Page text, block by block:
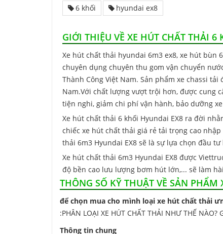
6 khối
hyundai ex8
GIỚI THIỆU VỀ XE HÚT CHẤT THẢI
Xe hút chất thải hyundai 6m3 ex8, xe hút bùn
chuyên dụng chuyên thu gom vận chuyển
Thành Công Việt Nam. Sản phẩm xe chassi
Nam.Với chất lượng vượt trội hơn, được cung
tiện nghi, giảm chi phí vận hành, bảo dưỡng
Xe hút chất thải 6 khối Hyundai EX8 ra đời
chiếc xe hút chất thải giá rẻ tải trọng cao
thải 6m3 Hyundai EX8 sẽ là sự lựa chọn đầu
Xe hút chất thải 6m3 Hyundai EX8 được
độ bền cao lưu lượng bơm hút lớn,... sẽ làm
THÔNG SỐ KỸ THUẬT VỀ SẢN
để chọn mua cho mình loại xe hút chất thải
:PHÂN LOẠI XE HÚT CHẤT THẢI NHƯ THẾ
Thông tin chung